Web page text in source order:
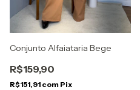
Conjunto Alfaiataria Bege
R$159,90
R$151,91 com Pix